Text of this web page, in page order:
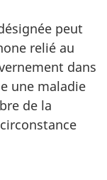
peut
relié au
dans
une maladie
de la